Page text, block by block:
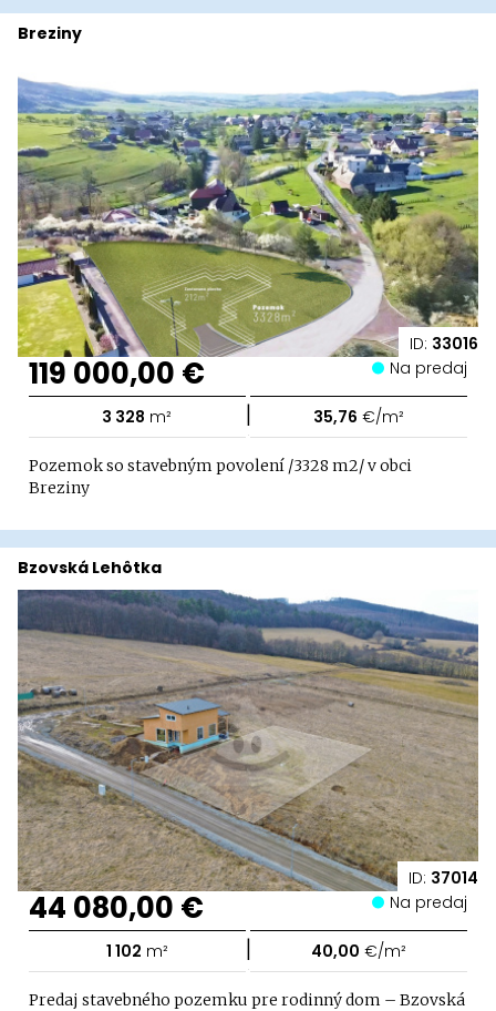
ID: 33016
Breziny
119 000,00 € Na predaj
3 328 m² | 35,76 €/m²
Pozemok so stavebným povolení /3328 m2/ v obci
Breziny
ID: 37014
Bzovská Lehôtka
44 080,00 € Na predaj
1 102 m² | 40,00 €/m²
Predaj stavebného pozemku pre rodinný dom – Bzovská